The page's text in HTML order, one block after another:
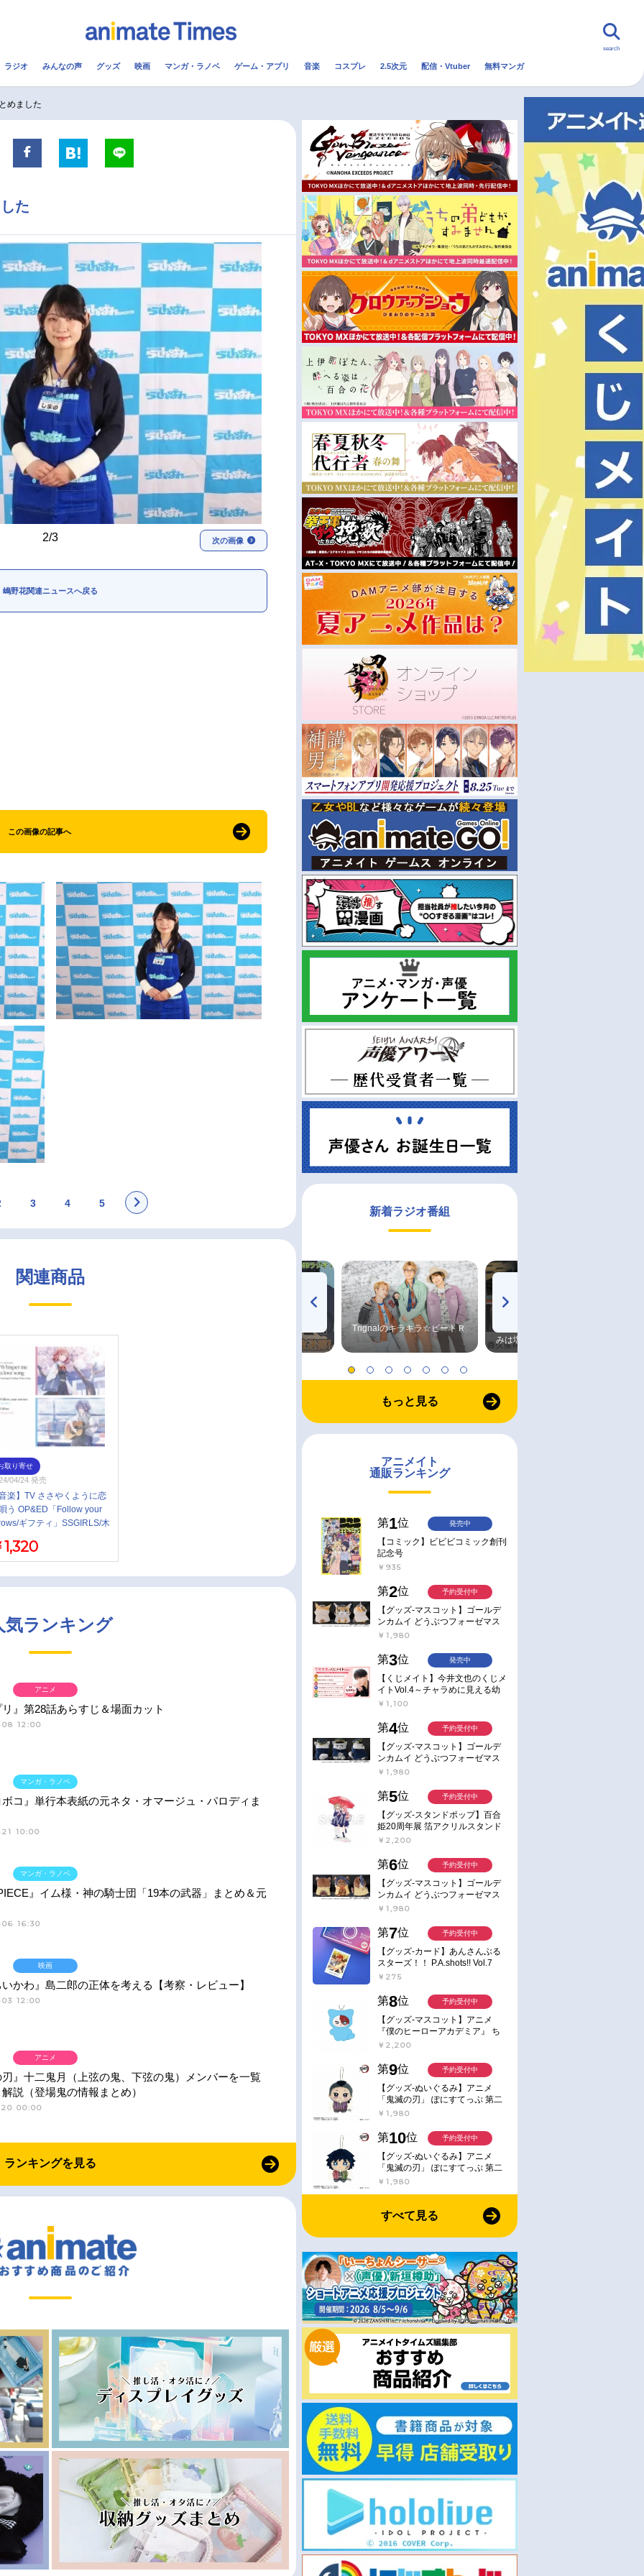
配信・Vtuber トレンド 無料マンガ
男性声優/女性声優一覧
今期アニメ曜日別一覧
夏アニメ
秋アニメ
冬アニメ
FOLLOW US
search
ラジオ みんなの声 グッズ 映画 マンガ・ラノベ ゲーム・アプリ 音楽 コスプレ 2.5次元 配信・Vtuber 無料マンガ
めました
た
2/3 次の画像
嶋野花関連ニュースへ戻る
この画像の記事へ
3 4 5
関連商品
取り寄せ
04/24 発売
楽】TV ささやくように恋
う OP&ED「Follow your
ギフティ」SSGIRLS/木
1,320
気ランキング
』第28話あらすじ＆場面カット
12:00
アニメ
コ』単行本表紙の元ネタ・オマージュ・パロディま
10:00
マンガ・ラノベ
』イム様・神の騎士団「19本の武器」まとめ＆元
16:30
マンガ・ラノベ
かわ』島二郎の正体を考える【考察・レビュー】
12:00
映画
』十二鬼月（上弦の鬼、下弦の鬼）メンバーを一覧
説（登場鬼の情報まとめ）
00:00
アニメ
ランキングを見る
新着ラジオ番組
Trignalのキラキラ☆ビートＲ
みは塩だけ
もっと見る
アニメイト
通販ランキング
第1位
【コミック】ビビビコミック創刊
記念号
￥935
発売中
第2位
【グッズ-マスコット】ゴールデ
ンカムイ どうぶつフォーゼマス
コット 4.尾形百之助【再販】
￥1,980
予約受付中
第3位
【くじメイト】今井文也のくじメ
イトVol.4～チャラめに見える幼
馴染、実は一途で独占欲が強いん
￥1,100
発売中
第4位
【グッズ-マスコット】ゴールデ
ンカムイ どうぶつフォーゼマス
コット 5.月島軍曹【再販】
￥1,980
予約受付中
第5位
【グッズ-スタンドポップ】百合
姫20周年展 箔アクリルスタンド
E：あおのなち
￥2,200
予約受付中
第6位
【グッズ-マスコット】ゴールデ
ンカムイ どうぶつフォーゼマス
コット 6.鯉登少尉【再販】
￥1,980
予約受付中
第7位
【グッズ-カード】あんさんぶる
スターズ！！ P.A.shots!! Vol.7
Action
￥275
予約受付中
第8位
【グッズ-マスコット】アニメ
『僕のヒーローアカデミア』 ち
みけもますこっと 7.轟凍焦
￥2,200
予約受付中
第9位
【グッズ-ぬいぐるみ】アニメ
「鬼滅の刃」 ぽにすてっぷ 第二
弾 不死川 玄弥
￥1,980
予約受付中
第10位
【グッズ-ぬいぐるみ】アニメ
「鬼滅の刃」 ぽにすてっぷ 第二
弾 冨岡 義勇
￥1,980
予約受付中
すべて見る